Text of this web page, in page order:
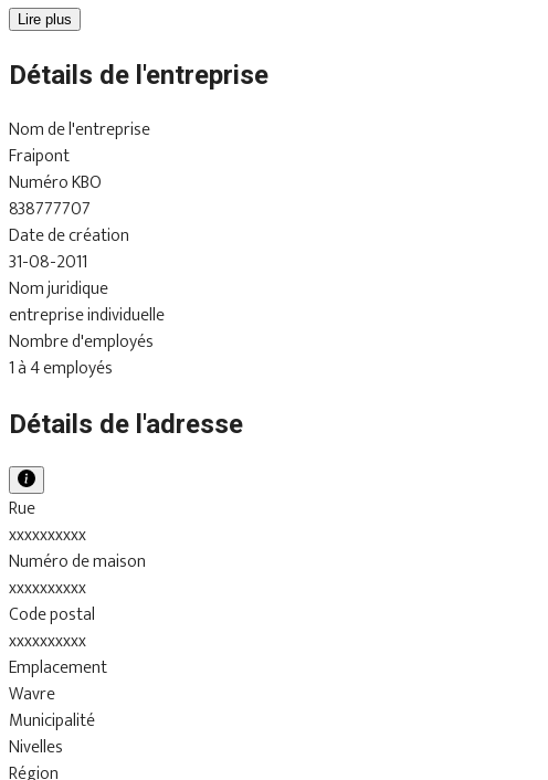
Lire plus
Détails de l'entreprise
Nom de l'entreprise
Fraipont
Numéro KBO
838777707
Date de création
31-08-2011
Nom juridique
entreprise individuelle
Nombre d'employés
1 à 4 employés
Détails de l'adresse
Rue
xxxxxxxxxx
Numéro de maison
xxxxxxxxxx
Code postal
xxxxxxxxxx
Emplacement
Wavre
Municipalité
Nivelles
Région